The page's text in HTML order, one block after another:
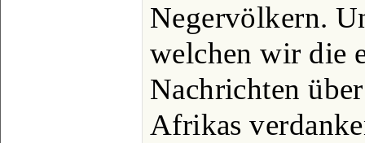
Negervölkern.
welchen wir die
Nachrichten
Afrikas